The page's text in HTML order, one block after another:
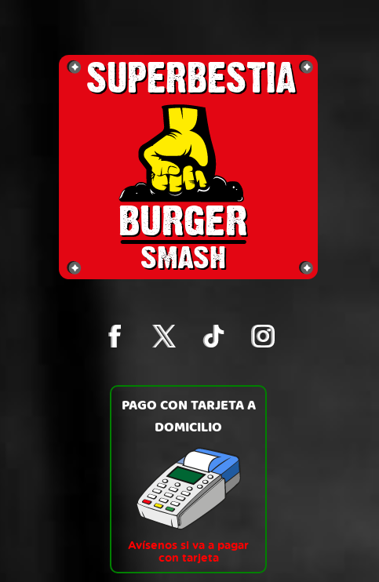
SUPERBESTIA
SUPERBESTIA
BURGER
BURGER
smash
smash
PAGO CON TARJETA A
DOMICILIO
Avísenos si va a pagar
con tarjeta